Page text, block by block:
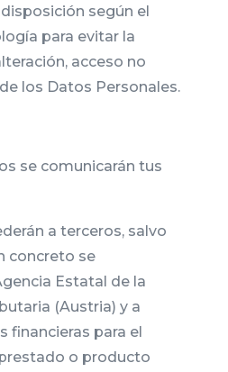
según el
para evitar la
acceso no
los Datos Personales.
se comunicarán tus
a terceros, salvo
concreto se
Estatal de la
(Austria) y a
financieras para el
o producto